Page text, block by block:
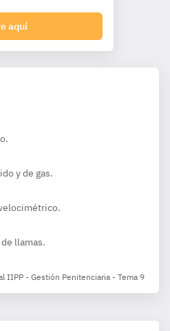
aquí
y de gas.
llamas.
IIPP - Gestión Penitenciaria - Tema 9